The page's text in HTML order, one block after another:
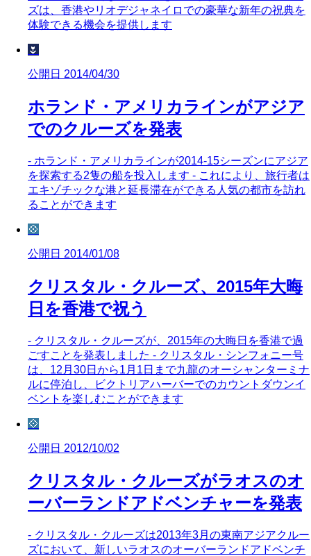
ズは、香港やリオデジャネイロでの豪華な新年の祝典を
体験できる機会を提供します
🌷
公開日 2014/04/30
ホランド・アメリカラインがアジア
でのクルーズを発表
- ホランド・アメリカラインが2014-15シーズンにアジア
を探索する2隻の船を投入します - これにより、旅行者は
エキゾチックな港と延長滞在ができる人気の都市を訪れ
ることができます
💠
公開日 2014/01/08
クリスタル・クルーズ、2015年大晦
日を香港で祝う
- クリスタル・クルーズが、2015年の大晦日を香港で過
ごすことを発表しました - クリスタル・シンフォニー号
は、12月30日から1月1日まで九龍のオーシャンターミナ
ルに停泊し、ビクトリアハーバーでのカウントダウンイ
ベントを楽しむことができます
💠
公開日 2012/10/02
クリスタル・クルーズがラオスのオ
ーバーランドアドベンチャーを発表
- クリスタル・クルーズは2013年3月の東南アジアクルー
ズにおいて、新しいラオスのオーバーランドアドベンチ